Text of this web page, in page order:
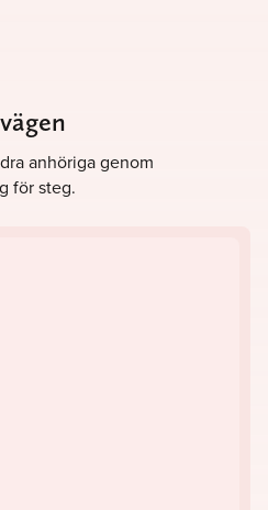
anhöriga genom
för steg.